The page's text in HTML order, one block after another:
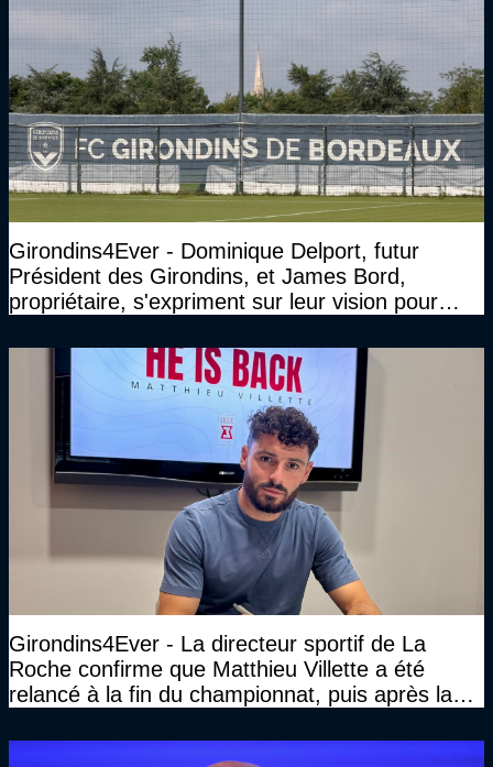
Girondins4Ever - Dominique Delport, futur
Président des Girondins, et James Bord,
propriétaire, s'expriment sur leur vision pour
Girondins4Ever - La directeur sportif de La
Roche confirme que Matthieu Villette a été
relancé à la fin du championnat, puis après la